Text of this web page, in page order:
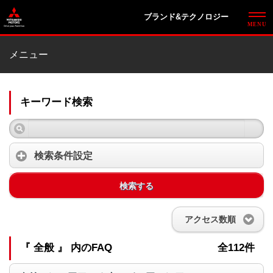
ブランド&テクノロジー
メニュー
キーワード検索
検索条件設定
検索する
アクセス数順
『 全般 』 内のFAQ 全112件